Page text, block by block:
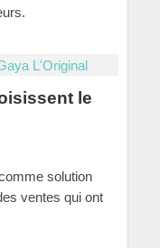
le
solution
ventes qui ont